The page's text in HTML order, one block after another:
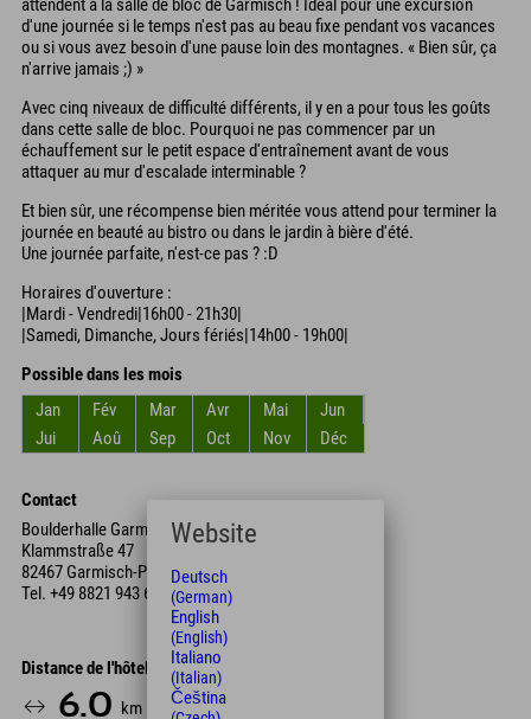
attendent à la salle de bloc de Garmisch ! Idéal pour une excursion
d'une journée si le temps n'est pas au beau fixe pendant vos vacances
ou si vous avez besoin d'une pause loin des montagnes. « Bien sûr, ça
n'arrive jamais ;) »
Avec cinq niveaux de difficulté différents, il y en a pour tous les goûts
dans cette salle de bloc. Pourquoi ne pas commencer par un
échauffement sur le petit espace d'entraînement avant de vous
attaquer au mur d'escalade interminable ?
Et bien sûr, une récompense bien méritée vous attend pour terminer la
journée en beauté au bistro ou dans le jardin à bière d'été.
Une journée parfaite, n'est-ce pas ? :D
Horaires d'ouverture :
|Mardi - Vendredi|16h00 - 21h30|
|Samedi, Dimanche, Jours fériés|14h00 - 19h00|
Possible dans les mois
Jan
Fév Mar Avr Mai
Jun
Jui
Aoû Sep Oct Nov Déc
Contact
Boulderhalle Garmisch
Klammstraße 47
82467 Garmisch-Partenkirchen
Tel. +49 8821 943 64 46
Distance de l'hôtel
6.0 km 14
Website
Deutsch
(German)
English
(English)
Italiano
(Italian)
Čeština